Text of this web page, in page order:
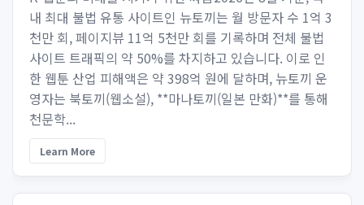
내 최대 불법 유통 사이트인 뉴토끼는 월 방문자 수 1억 3
천만 회, 페이지뷰 11억 5천만 회를 기록하며 전체 불법
사이트 트래픽의 약 50%를 차지하고 있습니다. 이로 인
한 웹툰 산업 피해액은 약 398억 원에 달하며, 뉴토끼 운
영자는 북토끼(웹소설), **마나토끼(일본 만화)**를 통해
천문학...
Learn More